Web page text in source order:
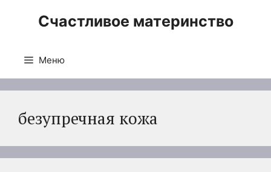
Счастливое материнство
Меню
безупречная кожа